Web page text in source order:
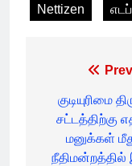
Nettizen
குடியுரிமை
சட்டத்திற்கு
மனுக்கள்
நீதிமன்றத்தில்